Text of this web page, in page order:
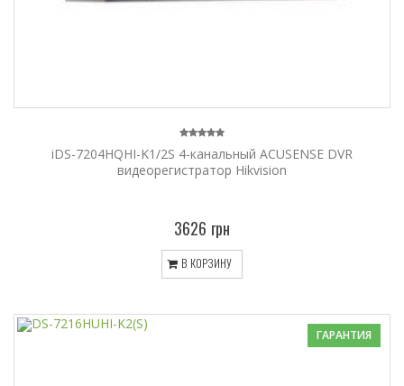
iDS-7204HQHI-K1/2S 4-канальный ACUSENSE DVR
видеорегистратор Hikvision
3626 грн
В КОРЗИНУ
ГАРАНТИЯ